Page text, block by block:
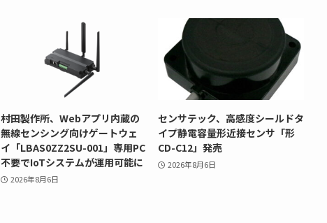
村田製作所、Webアプリ内蔵の
無線センシング向けゲートウェ
イ「LBAS0ZZ2SU-001」専用PC
不要でIoTシステムが運用可能に
2026年8月6日
センサテック、高感度シールドタ
イプ静電容量形近接センサ「形
CD-C12」発売
2026年8月6日